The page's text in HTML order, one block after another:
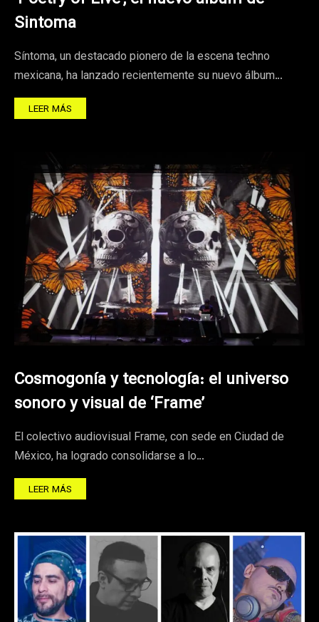
Sintoma
Síntoma, un destacado pionero de la escena techno
mexicana, ha lanzado recientemente su nuevo álbum…
LEER MÁS
Cosmogonía y tecnología: el universo
sonoro y visual de ‘Frame’
El colectivo audiovisual Frame, con sede en Ciudad de
México, ha logrado consolidarse a lo…
LEER MÁS